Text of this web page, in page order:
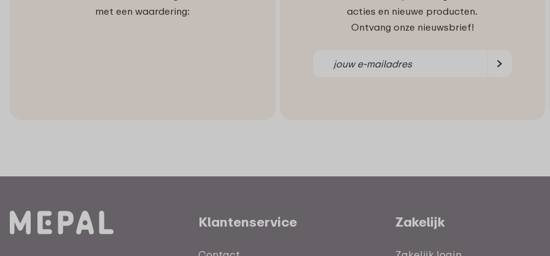
met een waardering:
acties en nieuwe producten.
Ontvang onze nieuwsbrief!
Klantenservice Zakelijk